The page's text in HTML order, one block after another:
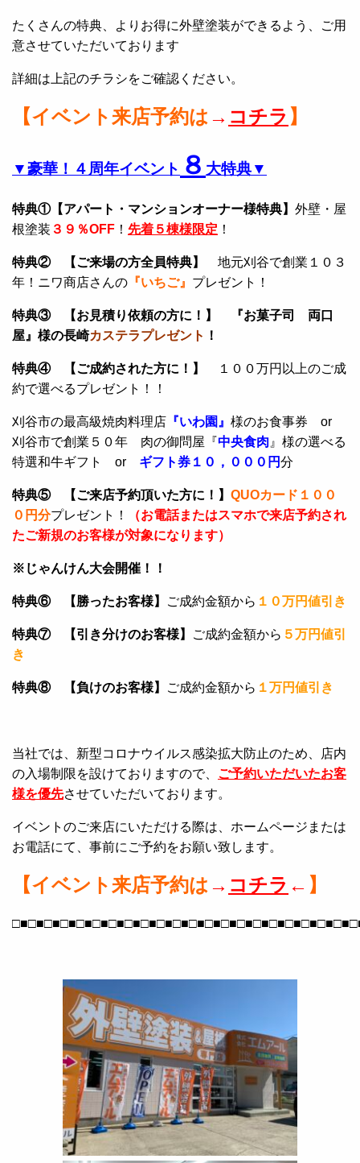
たくさんの特典、よりお得に外壁塗装ができるよう、ご用
意させていただいております
詳細は上記のチラシをご確認ください。
【イベント来店予約は → コチラ 】
▼豪華！４周年イベント ８ 大特典▼
特典①【アパート・マンションオーナー様特典】 外壁・屋
根塗装 ３９％OFF ！ 先着５棟様限定 ！
特典② 【ご来場の方全員特典】
地元刈谷で創業１０３
年！ニワ商店さんの 『いちご』 プレゼント！
特典③ 【お見積り依頼の方に！】 『お菓子司 両口
屋』様の長崎カステラプレゼント ！
特典④ 【ご成約された方に！】
１００万円以上のご成
約で選べるプレゼント！！
刈谷市の最高級焼肉料理店 『いわ園』 様のお食事券 or
刈谷市で創業５０年 肉の御問屋『中央食肉 』様の選べる
特選和牛ギフト or ギフト券１０，０００円分
特典⑤ 【ご来店予約頂いた方に！】 QUOカード１００
０円分プレゼント！
（お電話またはスマホで来店予約され
たご新規のお客様が対象になります）
※じゃんけん大会開催！！
特典⑥ 【勝ったお客様】 ご成約金額から １０万円値引き
特典⑦ 【引き分けのお客様】 ご成約金額から ５万円値引
き
特典⑧ 【負けのお客様】 ご成約金額から １万円値引き
当社では、新型コロナウイルス感染拡大防止のため、店内
の入場制限を設けておりますので、 ご予約いただいたお客
様を優先させていただいております。
イベントのご来店にいただける際は、ホームページまたは
お電話にて、事前にご予約をお願い致します。
【イベント来店予約は → コチラ ← 】